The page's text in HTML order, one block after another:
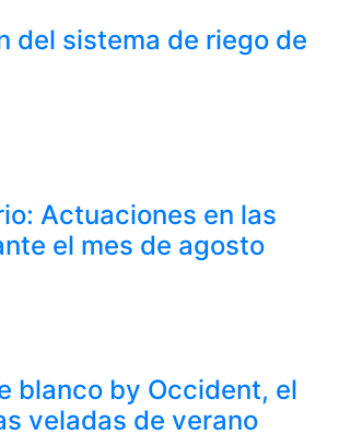
del sistema de riego de
Actuaciones en las
el mes de agosto
blanco by Occident, el
veladas de verano